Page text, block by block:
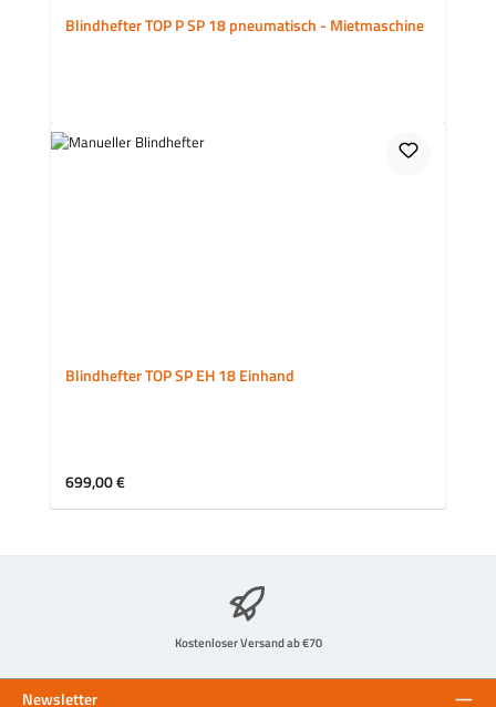
Blindhefter TOP P SP 18 pneumatisch - Mietmaschine
Blindhefter TOP SP EH 18 Einhand
Regulärer Preis:
699,00 €
Kostenloser Versand ab €70
Newsletter